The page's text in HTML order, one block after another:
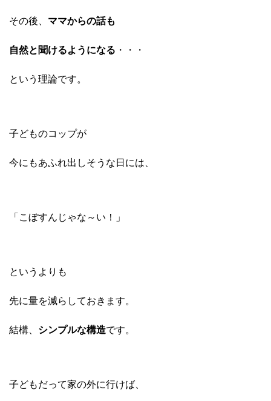
その後、 ママからの話も
自然と聞けるようになる ・・・
という理論です。
子どものコップが
今にもあふれ出しそうな日には、
「こぼすんじゃな～い！」
というよりも
先に量を減らしておきます。
結構、 シンプルな構造です。
子どもだって家の外に行けば、